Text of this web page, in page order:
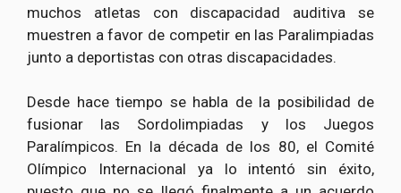
muchos atletas con discapacidad auditiva se
muestren a favor de competir en las Paralimpiadas
junto a deportistas con otras discapacidades.
Desde hace tiempo se habla de la posibilidad de
fusionar las Sordolimpiadas y los Juegos
Paralímpicos. En la década de los 80, el Comité
Olímpico Internacional ya lo intentó sin éxito,